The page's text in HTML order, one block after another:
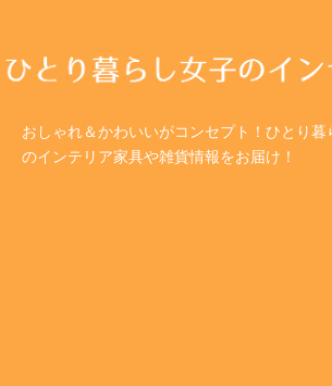
おしゃれ＆かわいいがコンセプト！ひとり暮
のインテリア家具や雑貨情報をお届け！